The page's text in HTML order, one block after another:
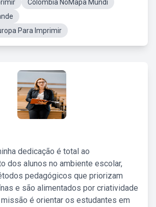
Colombia NoMapa Mundi
Para Imprimir
dedicação é total ao
dos alunos no ambiente escolar,
pedagógicos que priorizam
e são alimentados por criatividade
é orientar os estudantes em